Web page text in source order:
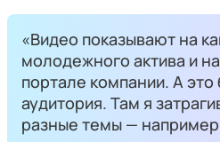
«Видео показывают на
молодежного актива и
портале компании. А
аудитория. Там я
разные темы —